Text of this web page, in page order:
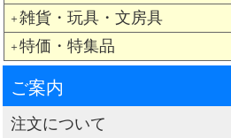
＋ 雑貨・玩具・文房具
＋ 特価・特集品
ご案内
注文について